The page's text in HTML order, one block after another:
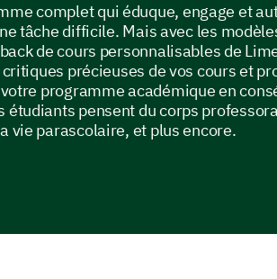
complet qui éduque, engage et
tâche difficile. Mais avec les
de cours personnalisables de
précieuses de vos cours et
programme académique en
étudiants pensent du corps
vie parascolaire, et plus encore.